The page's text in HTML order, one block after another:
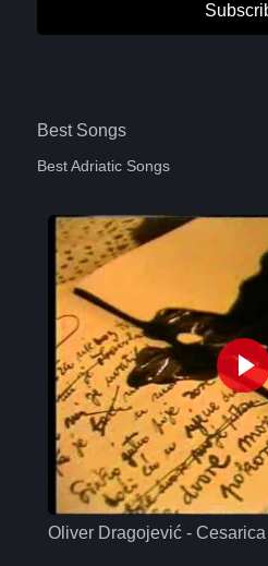
Best Songs
Best Adriatic Songs
Oliver Dragojević - Cesarica